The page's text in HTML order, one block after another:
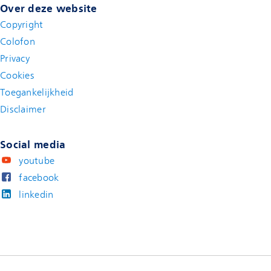
Over deze website
Copyright
Colofon
Privacy
Cookies
Toegankelijkheid
Disclaimer(new window)
Social media
youtube
facebook
linkedin